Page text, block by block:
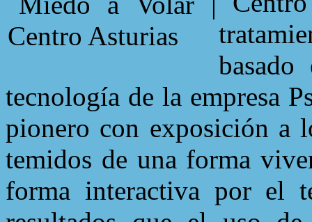
tecnología de la empresa
pionero con exposición a
temidos de una forma
forma interactiva por el